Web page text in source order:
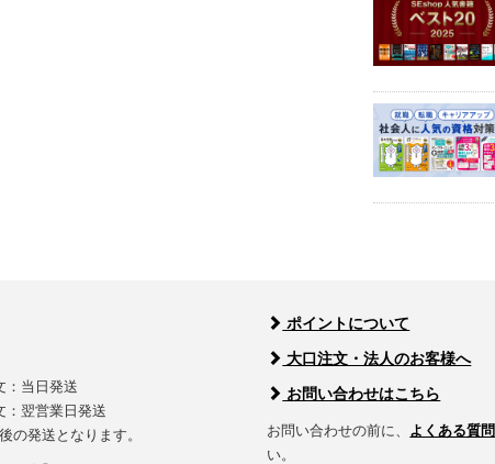
：当日発送
：翌営業日発送
の発送となります。
ポイントについて
大口注文・法人のお客様へ
お問い合わせはこちら
お問い合わせの前に、 よくある質問
い。